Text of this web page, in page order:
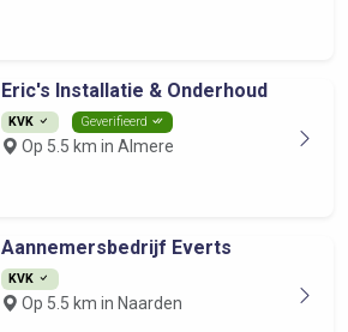
Eric's Installatie & Onderhoud
KVK Geverifieerd
Op 5.5 km in Almere
Aannemersbedrijf Everts
KVK
Op 5.5 km in Naarden